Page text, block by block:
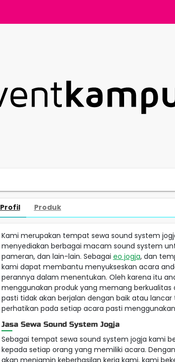
Profil Produk
Kami merupakan tempat sewa sound system
menyediakan berbagai macam sound system
pameran, dan lain-lain. Sebagai eo jogja, dan
kami dapat membantu menyukseskan acara
perannya dalam menentukan. Oleh karena itu
menggunakan produk yang memang
pasti tidak akan berjalan dengan baik atau
perhatikan pada setiap acara pasti
Jasa Sewa Sound System Jogja
Sebagai tempat sewa sound system jogja kami
kepada setiap orang yang memiliki acara.
akan menjamin keberhasilan kerja kami. kami